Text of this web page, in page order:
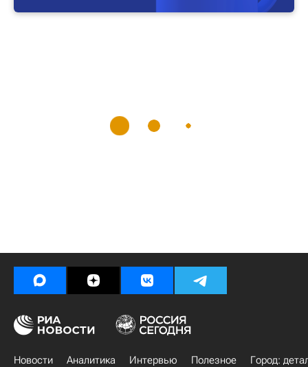
Новости Аналитика Интервью Полезное
Город: